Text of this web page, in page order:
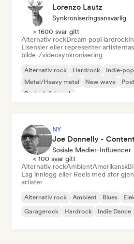
Lorenzo Lautz
Synkroniseringsansvarlig
> 1600 svar gitt
Alternativ rockDream popHardrock
Lisensier eller representer
bilde-/videosynkronisering
Alternativ rock Hardrock Indie-pop
Metal/Heavy metal
New wave
Psykedelisk rock
NY
Joe Donnelly -
Sosiale Medier-Influencer
< 100 svar gitt
Alternativ rockAmbientAmerikansk
Lag innlegg eller Reels med stor
artister
Alternativ rock Ambient Blues
Garagerock
Hardrock Indie Dance